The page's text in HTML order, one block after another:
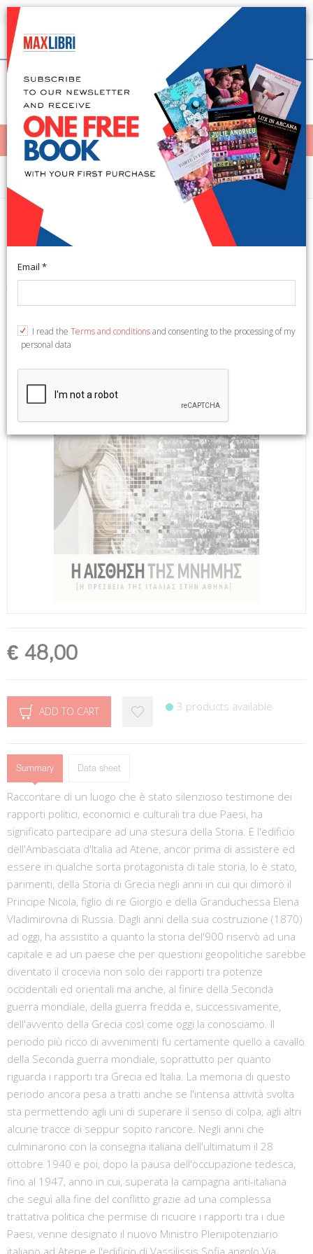
Shipping in 24h for all available books
English
< Home
MENÙ
Non Fiction
Il Senso della Memoria.
L'ambasciata d'italia
cm 23x29.
€ 48,00
ADD TO CART 3 products available
Summary Data sheet
Raccontare di un luogo che è stato silenzioso testimone dei
rapporti politici, economici e culturali tra due Paesi, ha
significato partecipare ad una stesura della Storia. E l'edificio
dell'Ambasciata d'Italia ad Atene, ancor prima di assistere ed
essere in qualche sorta protagonista di tale storia, lo è stato,
parimenti, della Storia di Grecia negli anni in cui qui dimorò il
Principe Nicola, figlio di re Giorgio e della Granduchessa Elena
Vladimirovna di Russia. Dagli anni della sua costruzione (1870)
ad oggi, ha assistito a quanto la storia del'900 riservò ad una
capitale e ad un paese che per questioni geopolitiche sarebbe
diventato il crocevia non solo dei rapporti tra potenze
occidentali ed orientali ma anche, al finire della Seconda
guerra mondiale, della guerra fredda e, successivamente,
dell'avvento della Grecia così come oggi la conosciamo. Il
periodo più ricco di avvenimenti fu certamente quello a cavallo
della Seconda guerra mondiale, soprattutto per quanto
riguarda i rapporti tra Grecia ed Italia. La memoria di questo
periodo ancora pesa a tratti anche se l'intensa attività svolta
sta permettendo agli uni di superare il senso di colpa, agli altri
alcune tracce di seppur sopito rancore. Negli anni che
culminarono con la consegna italiana dell'ultimatum il 28
ottobre 1940 e poi, dopo la pausa dell'occupazione tedesca,
fino al 1947, anno in cui, superata la campagna anti-italiana
che seguì alla fine del conflitto grazie ad una complessa
trattativa politica che permise di ricucire i rapporti tra i due
Paesi, venne designato il nuovo Ministro Plenipotenziario
italiano ad Atene e l'edificio di Vassilissis Sofia angolo Via
Email *
I read the Terms and conditionsand consenting to the processing of my
personal data